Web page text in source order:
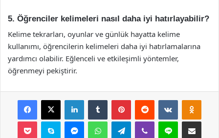
5. Öğrenciler kelimeleri nasıl daha iyi hatırlayabilir?
Kelime tekrarları, oyunlar ve günlük hayatta kelime
kullanımı, öğrencilerin kelimeleri daha iyi hatırlamalarına
yardımcı olabilir. Eğlenceli ve etkileşimli yöntemler,
öğrenmeyi pekiştirir.
Facebook
X LinkedInTumblr PinterestReddit VKontakte
Pocket Skype MessengerWhatsAppTelegramViber Line E-Posta ile